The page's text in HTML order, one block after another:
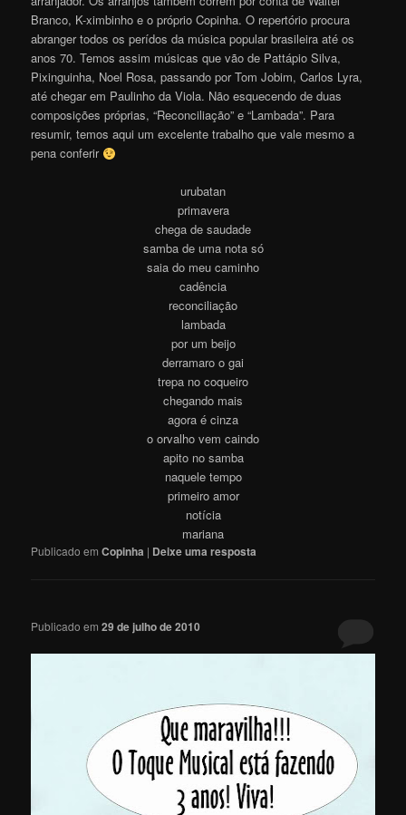
Branco, K-ximbinho e o próprio Copinha. O repertório procura
abranger todos os perídos da música popular brasileira até os
anos 70. Temos assim músicas que vão de Pattápio Silva,
Pixinguinha, Noel Rosa, passando por Tom Jobim, Carlos Lyra,
até chegar em Paulinho da Viola. Não esquecendo de duas
composições próprias, “Reconciliação” e “Lambada”. Para
resumir, temos aqui um excelente trabalho que vale mesmo a
pena conferir
urubatan
primavera
chega de saudade
samba de uma nota só
saia do meu caminho
cadência
reconciliação
lambada
por um beijo
derramaro o gai
trepa no coqueiro
chegando mais
agora é cinza
o orvalho vem caindo
apito no samba
naquele tempo
primeiro amor
notícia
mariana
Publicado em Copinha | Deixe uma resposta
Publicado em29 de julho de 2010